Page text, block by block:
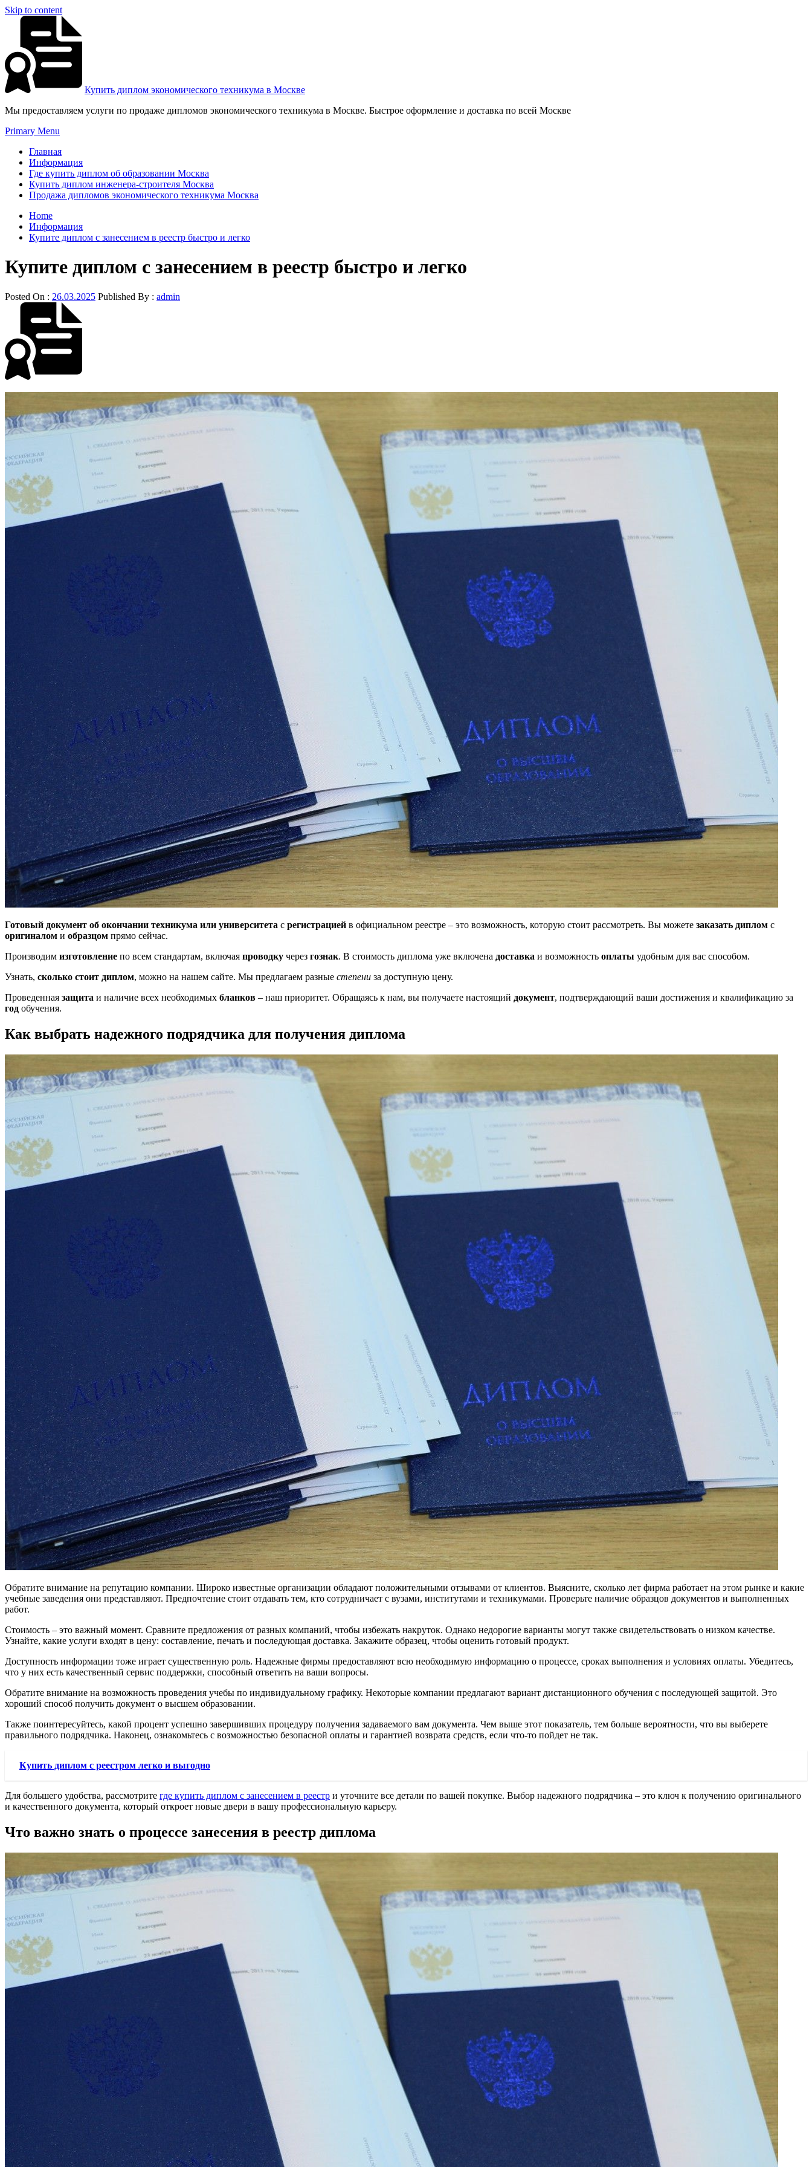
Skip to content
Купить диплом экономического техникума в Москве
Мы предоставляем услуги по продаже дипломов экономического техникума в Москве. Быстрое оформление и доставка по всей Москве
Primary Menu
Главная
Информация
Где купить диплом об образовании Москва
Купить диплом инженера-строителя Москва
Продажа дипломов экономического техникума Москва
Home
Информация
Купите диплом с занесением в реестр быстро и легко
Купите диплом с занесением в реестр быстро и легко
Posted On : 26.03.2025 Published By : admin
Готовый документ об окончании техникума или университета с регистрацией в официальном реестре – это возможность, которую стоит рассмотреть. Вы можете заказать диплом с
оригиналом и образцом прямо сейчас.
Производим изготовление по всем стандартам, включая проводку через гознак. В стоимость диплома уже включена доставка и возможность оплаты удобным для вас способом.
Узнать, сколько стоит диплом, можно на нашем сайте. Мы предлагаем разные степени за доступную цену.
Проведенная защита и наличие всех необходимых бланков – наш приоритет. Обращаясь к нам, вы получаете настоящий документ, подтверждающий ваши достижения и квалификацию за
год обучения.
Как выбрать надежного подрядчика для получения диплома
Обратите внимание на репутацию компании. Широко известные организации обладают положительными отзывами от клиентов. Выясните, сколько лет фирма работает на этом рынке и какие
учебные заведения они представляют. Предпочтение стоит отдавать тем, кто сотрудничает с вузами, институтами и техникумами. Проверьте наличие образцов документов и выполненных
работ.
Стоимость – это важный момент. Сравните предложения от разных компаний, чтобы избежать накруток. Однако недорогие варианты могут также свидетельствовать о низком качестве.
Узнайте, какие услуги входят в цену: составление, печать и последующая доставка. Закажите образец, чтобы оценить готовый продукт.
Доступность информации тоже играет существенную роль. Надежные фирмы предоставляют всю необходимую информацию о процессе, сроках выполнения и условиях оплаты. Убедитесь,
что у них есть качественный сервис поддержки, способный ответить на ваши вопросы.
Обратите внимание на возможность проведения учебы по индивидуальному графику. Некоторые компании предлагают вариант дистанционного обучения с последующей защитой. Это
хороший способ получить документ о высшем образовании.
Также поинтересуйтесь, какой процент успешно завершивших процедуру получения задаваемого вам документа. Чем выше этот показатель, тем больше вероятности, что вы выберете
правильного подрядчика. Наконец, ознакомьтесь с возможностью безопасной оплаты и гарантией возврата средств, если что-то пойдет не так.
Купить диплом с реестром легко и выгодно
Для большего удобства, рассмотрите где купить диплом с занесением в реестр и уточните все детали по вашей покупке. Выбор надежного подрядчика – это ключ к получению оригинального
и качественного документа, который откроет новые двери в вашу профессиональную карьеру.
Что важно знать о процессе занесения в реестр диплома